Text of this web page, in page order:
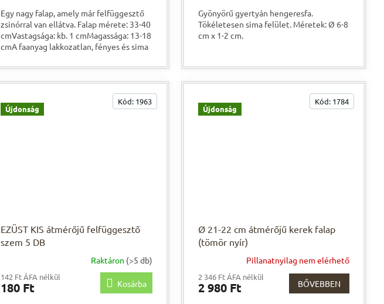
Egy nagy falap, amely már felfüggesztő
zsinórral van ellátva. Falap mérete: 33-40
cmVastagsága: kb. 1 cmMagassága: 13-18
cmA faanyag lakkozatlan, fényes és sima
Gyönyörű gyertyán hengeresfa.
Tökéletesen sima felület. Méretek: Ø 6-8
cm x 1-2 cm.
Újdonság
EZÜST KIS átmérőjű felfüggesztő
szem 5 DB
Raktáron (>5 db)
142 Ft ÁFA nélkül
180 Ft Kosárba
Kód: 1963
Újdonság
Ø 21-22 cm átmérőjű kerek falap
(tömör nyír)
Pillanatnyilag nem elérhető
2 346 Ft ÁFA nélkül
2 980 Ft BŐVEBBEN
Kód: 1784